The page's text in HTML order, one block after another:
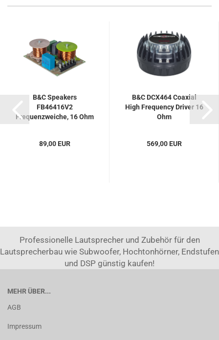
B&C Speakers
FB46416V2
Frequenzweiche, 16 Ohm
89,00 EUR
B&C DCX464 Coaxial
High Frequency Driver 16
Ohm
569,00 EUR
Professionelle Lautsprecher und Zubehör für den
Lautsprecherbau wie Subwoofer, Hochtonhörner, Endstufen
und DSP günstig kaufen!
MEHR ÜBER...
AGB
Impressum